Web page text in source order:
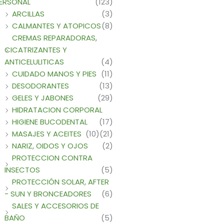
ARCILLAS
(3)
CALMANTES Y ATOPICOS(8)
CREMAS REPARADORAS,
CICATRIZANTES Y
ANTICELULITICAS
(4)
CUIDADO MANOS Y PIES (11)
DESODORANTES
(13)
GELES Y JABONES
(29)
HIDRATACION CORPORAL
(17)
HIGIENE BUCODENTAL
(21)
MASAJES Y ACEITES (10)
NARIZ, OIDOS Y OJOS
(2)
PROTECCION CONTRA
INSECTOS
(5)
PROTECCIÓN SOLAR, AFTER
- SUN Y BRONCEADORES
(6)
SALES Y ACCESORIOS DE
BAÑO
(5)